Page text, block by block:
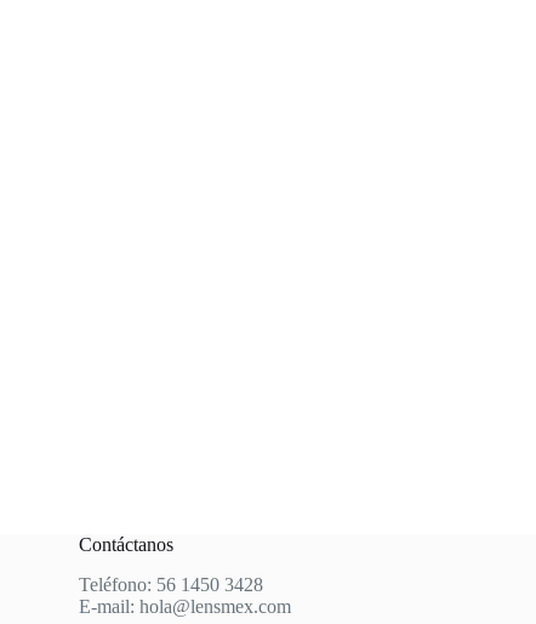
Contáctanos
Teléfono: 56 1450 3428
E-mail:hola@lensmex.com